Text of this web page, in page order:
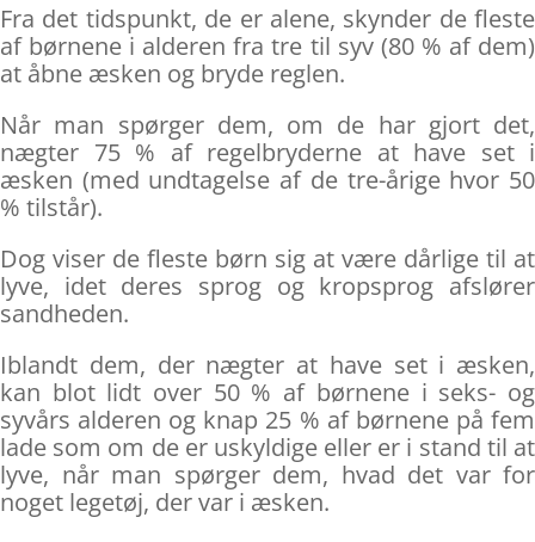
Fra det tidspunkt, de er alene, skynder de fleste
af børnene i alderen fra tre til syv (80 % af dem)
at åbne æsken og bryde reglen.
Når man spørger dem, om de har gjort det,
nægter 75 % af regelbryderne at have set i
æsken (med undtagelse af de tre-årige hvor 50
% tilstår).
Dog viser de fleste børn sig at være dårlige til at
lyve, idet deres sprog og kropsprog afslører
sandheden.
Iblandt dem, der nægter at have set i æsken,
kan blot lidt over 50 % af børnene i seks- og
syvårs alderen og knap 25 % af børnene på fem
lade som om de er uskyldige eller er i stand til at
lyve, når man spørger dem, hvad det var for
noget legetøj, der var i æsken.